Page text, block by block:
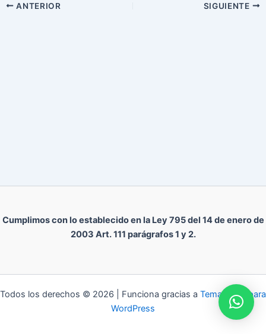
ANTERIOR SIGUIENTE
Cumplimos con lo establecido en la Ley 795 del 14 de enero de
2003 Art. 111 parágrafos 1 y 2.
Todos los derechos © 2026 | Funciona gracias a Tema Astra para
WordPress